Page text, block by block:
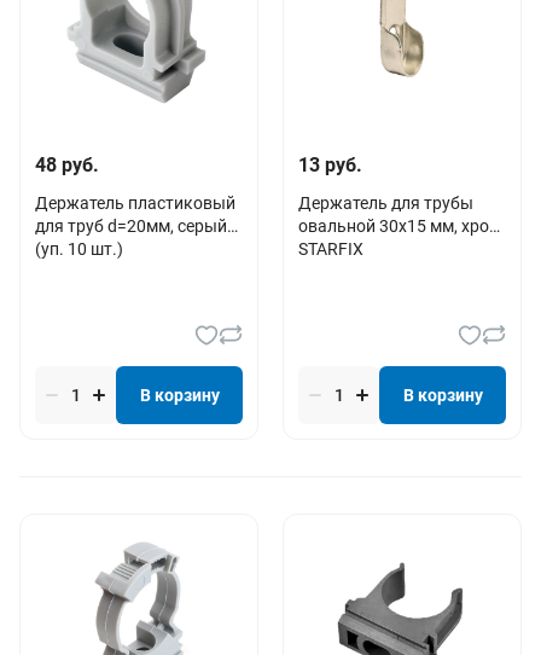
48 руб.
Держатель пластиковый
для труб d=20мм, серый
(уп. 10 шт.)
В корзину
13 руб.
Держатель для трубы
овальной 30х15 мм, хром
STARFIX
В корзину